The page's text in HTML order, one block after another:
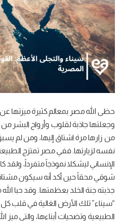
حظى الله مصر بمعالم كثيرة ميزتها
وجعلتها جاذبة لقلوب وأرواح البشر من
من زارها مرة اشتاق إليها، ومن لم
نفسه لزيارتها. ففي مصر تمتزج الطبيعة
الإنساني ليشكلا نموذجاً متفرداً، ولقد
شوقي محقاً حين أكد أنه سيكون
جذبته جنة الخلد بعظمتها. وقد حبا
“سيناء” تلك الأرض الغالية في قلب
الطبيعية وتضحيات أبناءها، والتي ميز